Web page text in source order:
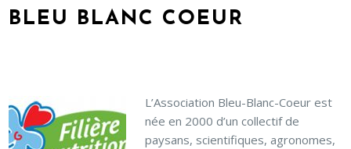
BLEU BLANC COEUR
L’Association Bleu-Blanc-Coeur est
née en 2000 d’un collectif de
paysans, scientifiques, agronomes,